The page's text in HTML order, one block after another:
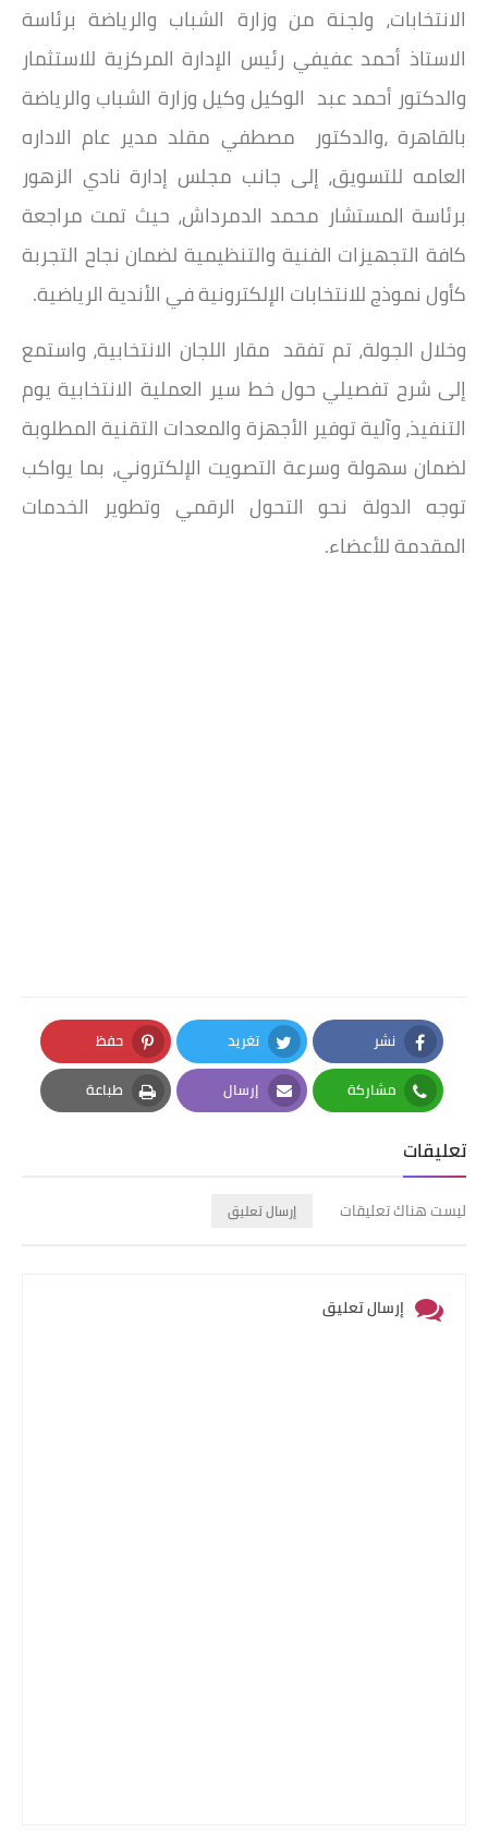
الانتخابات، ولجنة من وزارة الشباب والرياضة برئاسة
الاستاذ أحمد عفيفي رئيس الإدارة المركزية للاستثمار
والدكتور أحمد عبد الوكيل وكيل وزارة الشباب والرياضة
بالقاهرة ،والدكتور مصطفي مقلد مدير عام الاداره
العامه للتسويق، إلى جانب مجلس إدارة نادي الزهور
برئاسة المستشار محمد الدمرداش، حيث تمت مراجعة
كافة التجهيزات الفنية والتنظيمية لضمان نجاح التجربة
كأول نموذج للانتخابات الإلكترونية في الأندية الرياضية.
وخلال الجولة، تم تفقد مقار اللجان الانتخابية، واستمع
إلى شرح تفصيلي حول خط سير العملية الانتخابية يوم
التنفيذ، وآلية توفير الأجهزة والمعدات التقنية المطلوبة
لضمان سهولة وسرعة التصويت الإلكتروني، بما يواكب
توجه الدولة نحو التحول الرقمي وتطوير الخدمات
المقدمة للأعضاء.
نشر
Facebook
تغريد
Twitter
حفظ
Pinterest
مشاركة
Whatsapp
إرسال
Email
طباعة
Print
تعليقات
ليست هناك تعليقات إرسال تعليق
إرسال تعليق